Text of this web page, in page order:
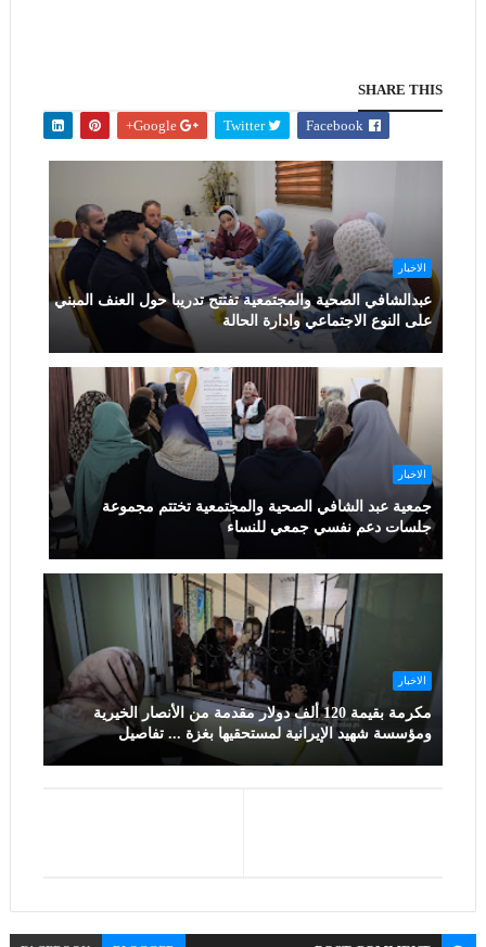
SHARE THIS
Twitter
Google+
الاخبار
عبدالشافي الصحية والمجتمعية تفتتح تدريبا حول العنف المبني
على النوع الاجتماعي وادارة الحالة
الاخبار
جمعية عبد الشافي الصحية والمجتمعية تختتم مجموعة
جلسات دعم نفسي جمعي للنساء
الاخبار
مكرمة بقيمة 120 ألف دولار مقدمة من الأنصار الخيرية
ومؤسسة شهيد الإيرانية لمستحقيها بغزة ... تفاصيل